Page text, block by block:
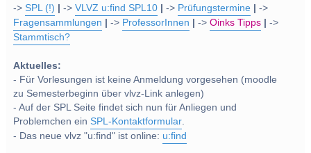
->SPL (!) ->VLVZ u:find SPL10 -> Prüfungstermine
->
Fragensammlungen
-> ProfessorInnen ->Oinks Tipps
->
Stammtisch?
Aktuelles:
- Für Vorlesungen ist keine Anmeldung vorgesehen (moodle
zu Semesterbeginn über vlvz-Link anlegen)
- Auf der SPL Seite findet sich nun für Anliegen und
Problemchen einSPL-Kontaktformular.
- Das neue vlvz "u:find" ist online: u:find